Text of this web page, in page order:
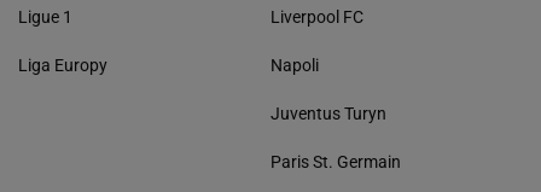
Ligue 1
Liga Europy
Liverpool FC
Napoli
Juventus Turyn
Paris St. Germain